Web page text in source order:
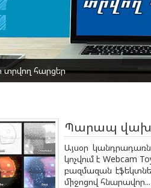
հարցեր
Պարապ
Այսօր
կոչվում է Webcam
բազմազան
միջոցով հնարավոր...